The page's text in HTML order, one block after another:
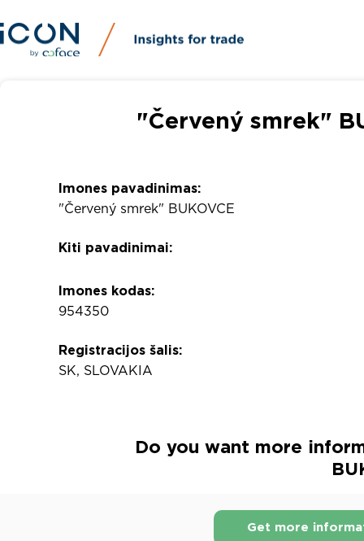
"Červený smrek"
Imones pavadinimas:
"Červený smrek" BUKOVCE
Kiti pavadinimai:
Imones kodas:
954350
Registracijos šalis:
SK, SLOVAKIA
Do you want more
Get more